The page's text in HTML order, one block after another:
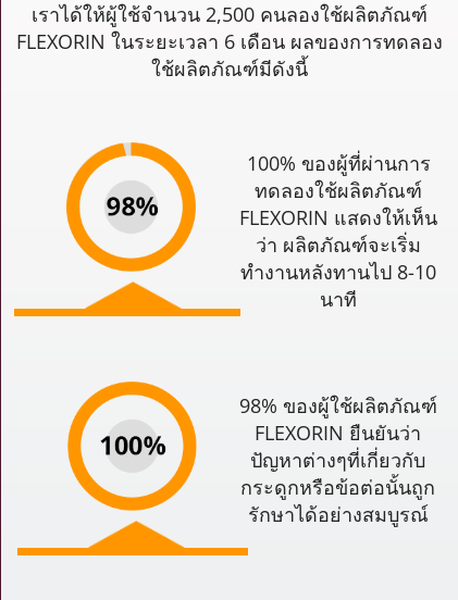
เราได้ให้ผู้ใช้จำนวน 2,500 คนลองใช้ผลิตภัณฑ์
FLEXORIN ในระยะเวลา 6 เดือน ผลของการทดลอง
ใช้ผลิตภัณฑ์มีดังนี้
100% ของผู้ที่ผ่านการ
ทดลองใช้ผลิตภัณฑ์
FLEXORIN แสดงให้เห็น
ว่า ผลิตภัณฑ์จะเริ่ม
ทำงานหลังทานไป 8-10
นาที
98% ของผู้ใช้ผลิตภัณฑ์
FLEXORIN ยืนยันว่า
ปัญหาต่างๆที่เกี่ยวกับ
กระดูกหรือข้อต่อนั้นถูก
รักษาได้อย่างสมบูรณ์